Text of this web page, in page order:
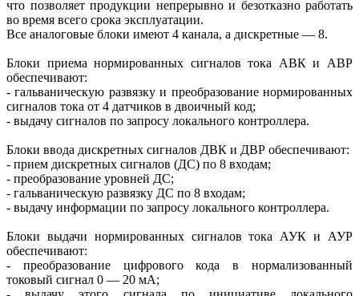
что позволяет продукции непрерывно и безотказно работать
во время всего срока эксплуатации.
Все аналоговые блоки имеют 4 канала, а дискретные — 8.
Блоки приема нормированных сигналов тока АВК и АВР
обеспечивают:
- гальваническую развязку и преобразование нормированных
сигналов тока от 4 датчиков в двоичный код;
- выдачу сигналов по запросу локального контроллера.
Блоки ввода дискретных сигналов ДВК и ДВР обеспечивают:
- прием дискретных сигналов (ДС) по 8 входам;
- преобразование уровней ДС;
- гальваническую развязку ДС по 8 входам;
- выдачу информации по запросу локального контроллера.
Блоки выдачи нормированных сигналов тока АУК и АУР
обеспечивают:
- преобразование цифрового кода в нормализованный
токовый сигнал 0 — 20 мА;